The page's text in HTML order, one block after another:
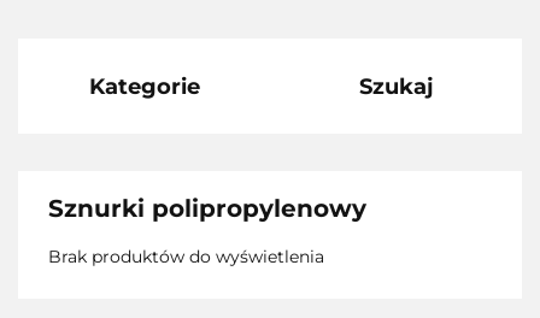
Kategorie Szukaj
Sznurki polipropylenowy
Brak produktów do wyświetlenia